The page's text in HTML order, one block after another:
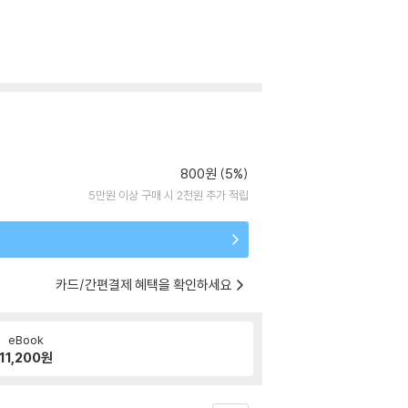
800원 (5%)
5만원 이상 구매 시 2천원 추가 적립
카드/간편결제 혜택을 확인하세요
eBook
원